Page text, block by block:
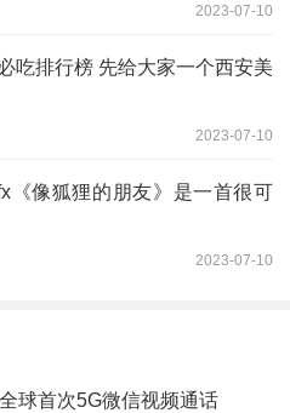
2023-07-10
吃排行榜 先给大家一个西安美
2023-07-10
《像狐狸的朋友》是一首很可
2023-07-10
球首次5G微信视频通话